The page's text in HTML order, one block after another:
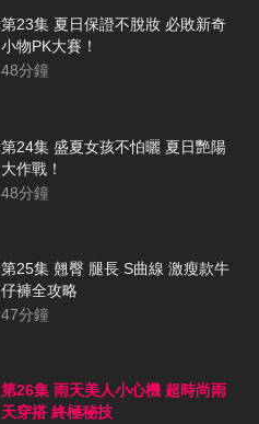
第23集 夏日保證不脫妝 必敗新奇
小物PK大賽！
48分鐘
第24集 盛夏女孩不怕曬 夏日艷陽
大作戰！
48分鐘
第25集 翹臀 腿長 S曲線 激瘦款牛
仔褲全攻略
47分鐘
第26集 雨天美人小心機 超時尚雨
天穿搭 終極秘技